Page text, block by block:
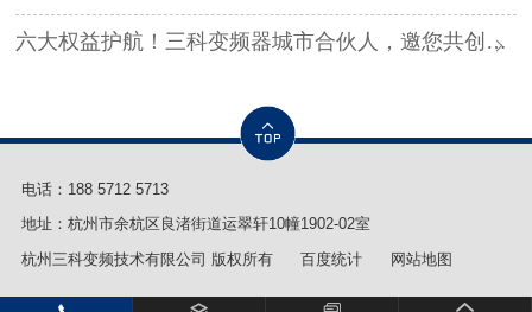
六大权益护航！三科变频器城市合伙人，邀您共创事业
电话： 188 5712 5713
地址：杭州市余杭区良渚街道运翠轩10幢1902-02室
杭州三科变频技术有限公司 版权所有
百度统计 网站地图